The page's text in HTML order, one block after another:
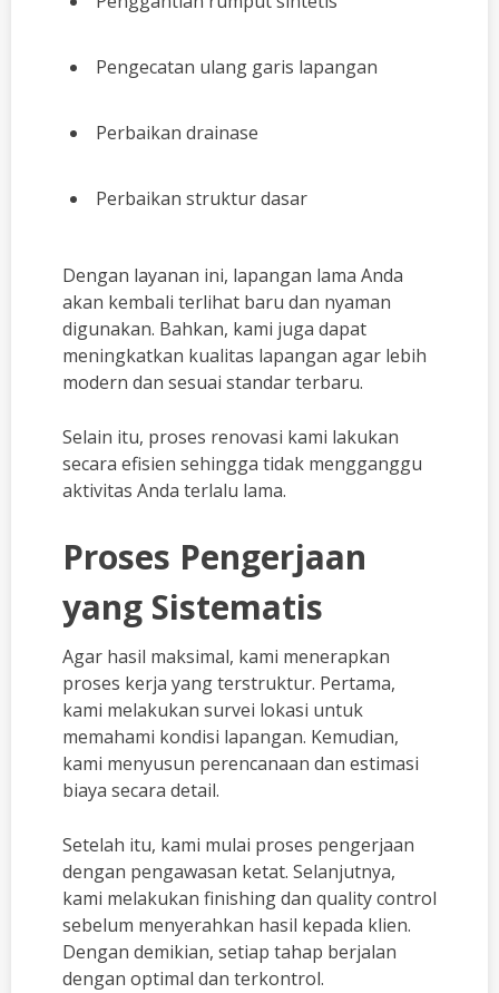
Pengecatan ulang garis lapangan
Perbaikan drainase
Perbaikan struktur dasar
Dengan layanan ini, lapangan lama Anda
akan kembali terlihat baru dan nyaman
digunakan. Bahkan, kami juga dapat
meningkatkan kualitas lapangan agar lebih
modern dan sesuai standar terbaru.
Selain itu, proses renovasi kami lakukan
secara efisien sehingga tidak mengganggu
aktivitas Anda terlalu lama.
Proses Pengerjaan
yang Sistematis
Agar hasil maksimal, kami menerapkan
proses kerja yang terstruktur. Pertama,
kami melakukan survei lokasi untuk
memahami kondisi lapangan. Kemudian,
kami menyusun perencanaan dan estimasi
biaya secara detail.
Setelah itu, kami mulai proses pengerjaan
dengan pengawasan ketat. Selanjutnya,
kami melakukan finishing dan quality control
sebelum menyerahkan hasil kepada klien.
Dengan demikian, setiap tahap berjalan
dengan optimal dan terkontrol.